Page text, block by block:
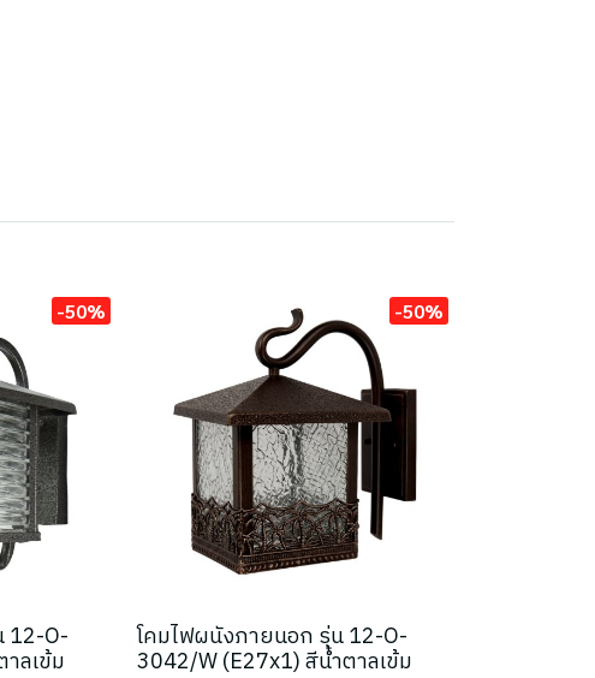
-50%
12-O-
ลเข้ม
-50%
โคมไฟผนังภายนอก รุ่น 12-O-
3042/W (E27x1) สีน้ำตาลเข้ม